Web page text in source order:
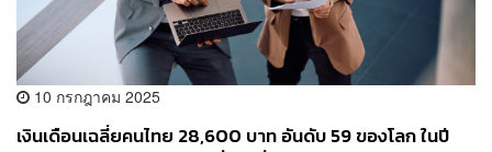
10 กรกฎาคม 2025
เงินเดือนเฉลี่ยคนไทย 28,600 บาท อันดับ 59 ของโลก ในปี